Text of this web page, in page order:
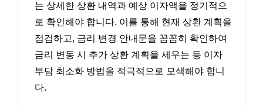
는 상세한 상환 내역과 예상 이자액을 정기적으
로 확인해야 합니다. 이를 통해 현재 상환 계획을
점검하고, 금리 변경 안내문을 꼼꼼히 확인하여
금리 변동 시 추가 상환 계획을 세우는 등 이자
부담 최소화 방법을 적극적으로 모색해야 합니
다.